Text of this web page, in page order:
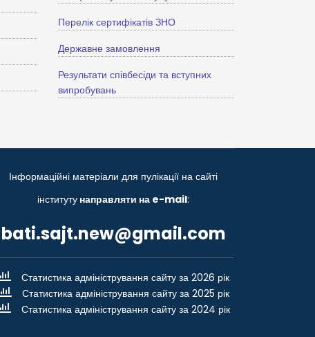
Перелік сертифікатів ЗНО
Державне замовлення
Результати співбесіди та вступних
випробувань
Інформаційні матеріали для пулікації на сайті
інституту направляти на e-mail:
bati.sajt.new@gmail.com
Статистика адміністрування сайту за 2026 рік
Статистика адміністрування сайту за 2025 рік
Статистика адміністрування сайту за 2024 рік